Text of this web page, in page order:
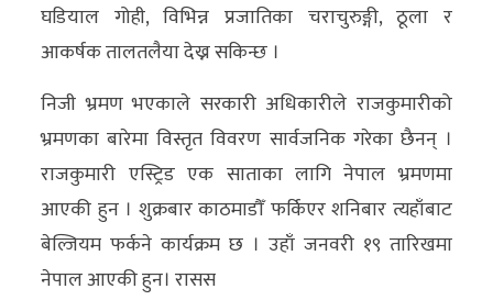
घडियाल गोही, विभिन्न प्रजातिका चराचुरुङ्गी, ठूला र
आकर्षक तालतलैया देख्न सकिन्छ ।
निजी भ्रमण भएकाले सरकारी अधिकारीले राजकुमारीको
भ्रमणका बारेमा विस्तृत विवरण सार्वजनिक गरेका छैनन् ।
राजकुमारी एस्ट्रिड एक साताका लागि नेपाल भ्रमणमा
आएकी हुन । शुक्रबार काठमाडौँ फर्किएर शनिबार त्यहाँबाट
बेल्जियम फर्कने कार्यक्रम छ । उहाँ जनवरी १९ तारिखमा
नेपाल आएकी हुन। रासस